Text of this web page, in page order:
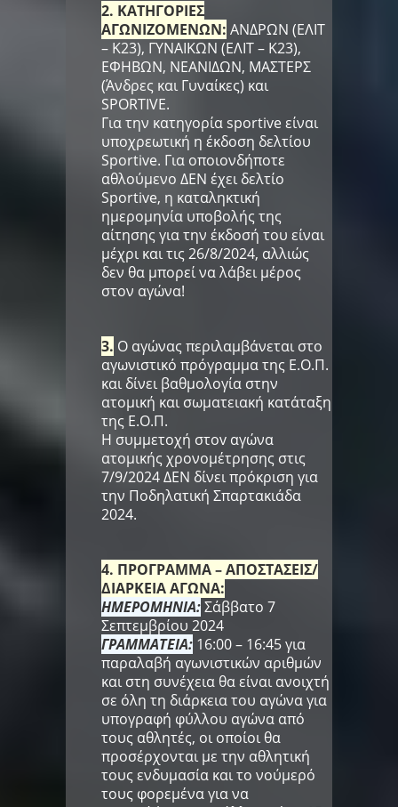
2. ΚΑΤΗΓΟΡΙΕΣ
ΑΓΩΝΙΖΟΜΕΝΩΝ: ΑΝΔΡΩΝ (ΕΛΙΤ
– Κ23), ΓΥΝΑΙΚΩΝ (ΕΛΙΤ – Κ23),
ΕΦΗΒΩΝ, ΝΕΑΝΙΔΩΝ, ΜΑΣΤΕΡΣ
(Άνδρες και Γυναίκες) και
SPORTIVE.
Για την κατηγορία sportive είναι
υποχρεωτική η έκδοση δελτίου
Sportive. Για οποιονδήποτε
αθλούμενο ΔΕΝ έχει δελτίο
Sportive, η καταληκτική
ημερομηνία υποβολής της
αίτησης για την έκδοσή του είναι
μέχρι και τις 26/8/2024, αλλιώς
δεν θα μπορεί να λάβει μέρος
στον αγώνα!
3. Ο αγώνας περιλαμβάνεται στο
αγωνιστικό πρόγραμμα της Ε.Ο.Π.
και δίνει βαθμολογία στην
ατομική και σωματειακή κατάταξη
της Ε.Ο.Π.
Η συμμετοχή στοv αγώνα
ατομικής χρονομέτρησης στις
7/9/2024 ΔΕΝ δίνει πρόκριση για
την Ποδηλατική Σπαρτακιάδα
2024.
4. ΠΡΟΓΡΑΜΜΑ – ΑΠΟΣΤΑΣΕΙΣ/
ΔΙΑΡΚΕΙΑ ΑΓΩΝΑ:
ΗΜΕΡΟΜΗΝΙΑ:Σάββατο 7
Σεπτεμβρίου 2024
ΓΡΑΜΜΑΤΕΙΑ: 16:00 – 16:45 για
παραλαβή αγωνιστικών αριθμών
και στη συνέχεια θα είναι ανοιχτή
σε όλη τη διάρκεια του αγώνα για
υπογραφή φύλλου αγώνα από
τους αθλητές, οι οποίοι θα
προσέρχονται με την αθλητική
τους ενδυμασία και το νούμερό
τους φορεμένα για να